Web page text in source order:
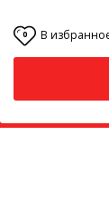
0 В